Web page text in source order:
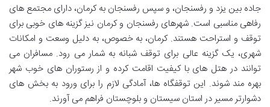
جاده بین یزد و رفسنجان، و سپس رفسنجان به کرمان، دارای مجتمع های
رفاهی مناسبی است. شهرهای رفسنجان و کرمان نیز گزینه های خوبی برای
توقف و استراحت هستند. کرمان، به خصوص، به دلیل وسعت و امکانات
شهری، یک گزینه عالی برای توقف شبانه به شمار می رود. مسافران می
توانند در هتل های با کیفیت اقامت کرده و از رستوران های خوب شهر
بهره مند شوند. این توقفگاه ها، آمادگی لازم را برای ورود به بخش های
دشوارتر مسیر در استان سیستان و بلوچستان فراهم می آورند.